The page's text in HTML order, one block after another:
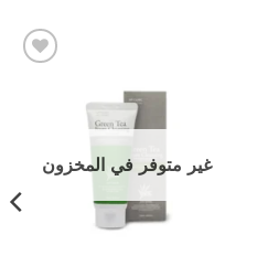
غير متوفر في المخزون